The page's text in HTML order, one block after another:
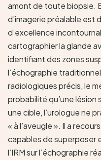
amont de toute biopsie.
d’imagerie préalable est
d’excellence
cartographier la glande
identifiant des zones
l’échographie
radiologiques précis, le
probabilité qu’une lésion
une cible, l’urologue ne
« à l’aveugle ». Il a
capables de superposer
l’IRM sur l’échographie